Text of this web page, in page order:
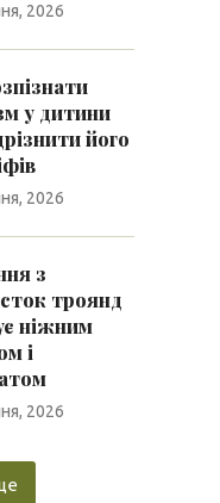
2026
у дитини
його
2026
з
троянд
ніжним
і
2026